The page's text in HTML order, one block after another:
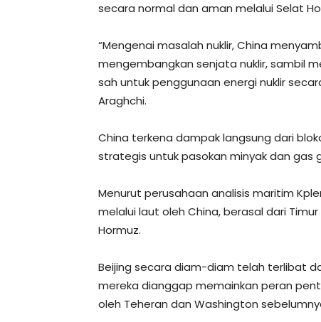
secara normal dan aman melalui Selat
“Mengenai masalah nuklir, China
mengembangkan senjata nuklir, sambil
sah untuk penggunaan energi nuklir
Araghchi.
China terkena dampak langsung dari
strategis untuk pasokan minyak dan gas
Menurut perusahaan analisis maritim
melalui laut oleh China, berasal dari
Hormuz.
Beijing secara diam-diam telah terlibat
mereka dianggap memainkan peran
oleh Teheran dan Washington